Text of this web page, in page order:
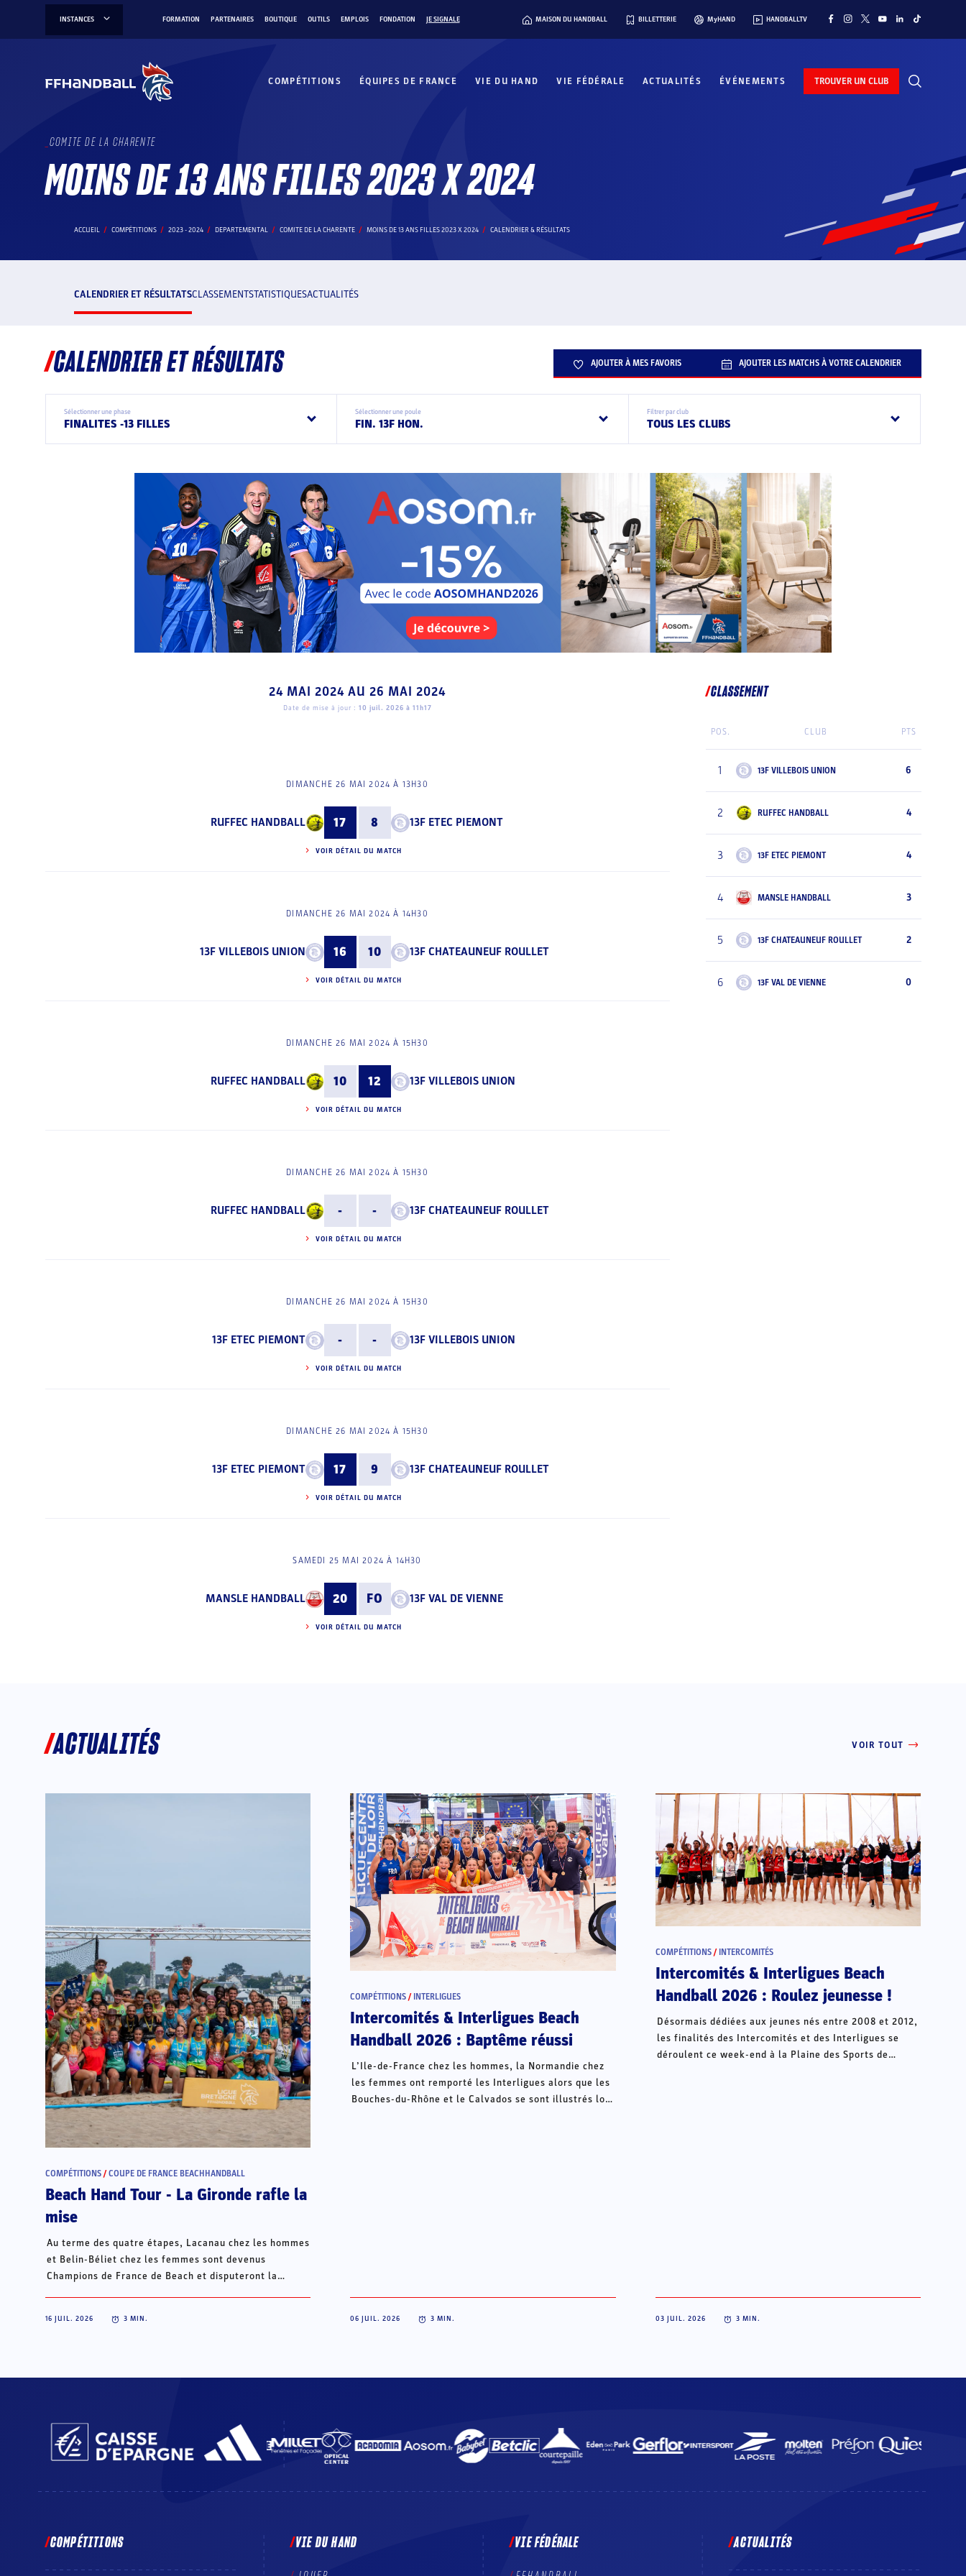
INSTANCES FORMATION PARTENAIRES BOUTIQUE OUTILS EMPLOIS FONDATION JE SIGNALE MAISON DU HANDBALL BILLETTERIE MyHAND HANDBALLTV
COMPÉTITIONS ÉQUIPES DE FRANCE VIE DU HAND VIE FÉDÉRALE ACTUALITÉS ÉVÉNEMENTS TROUVER UN CLUB
COMITE DE LA CHARENTE
MOINS DE 13 ANS FILLES 2023 X 2024
ACCUEIL COMPÉTITIONS 2023 - 2024 DEPARTEMENTAL COMITE DE LA CHARENTE MOINS DE 13 ANS FILLES 2023 X 2024 CALENDRIER & RÉSULTATS
CALENDRIER ET RÉSULTATSCLASSEMENTSTATISTIQUESACTUALITÉS
CALENDRIER ET RÉSULTATS AJOUTER À MES FAVORIS AJOUTER LES MATCHS À VOTRE CALENDRIER
Sélectionner une phase
FINALITES -13 FILLES
Sélectionner une poule
FIN. 13F HON.
Filtrer par club
TOUS LES CLUBS
24 MAI 2024 AU 26 MAI 2024
Date de mise à jour : 10 juil. 2026 à 11h17
DIMANCHE 26 MAI 2024 À 13H30
RUFFEC HANDBALL 17 8 13F ETEC PIEMONT
VOIR DÉTAIL DU MATCH
DIMANCHE 26 MAI 2024 À 14H30
13F VILLEBOIS UNION 16 10 13F CHATEAUNEUF ROULLET
VOIR DÉTAIL DU MATCH
DIMANCHE 26 MAI 2024 À 15H30
RUFFEC HANDBALL 10 12 13F VILLEBOIS UNION
VOIR DÉTAIL DU MATCH
DIMANCHE 26 MAI 2024 À 15H30
RUFFEC HANDBALL - - 13F CHATEAUNEUF ROULLET
VOIR DÉTAIL DU MATCH
DIMANCHE 26 MAI 2024 À 15H30
13F ETEC PIEMONT - - 13F VILLEBOIS UNION
VOIR DÉTAIL DU MATCH
DIMANCHE 26 MAI 2024 À 15H30
13F ETEC PIEMONT 17 9 13F CHATEAUNEUF ROULLET
VOIR DÉTAIL DU MATCH
SAMEDI 25 MAI 2024 À 14H30
MANSLE HANDBALL 20 FO 13F VAL DE VIENNE
VOIR DÉTAIL DU MATCH
CLASSEMENT
POS. CLUB PTS
1 13F VILLEBOIS UNION 6
2 RUFFEC HANDBALL 4
3 13F ETEC PIEMONT 4
4 MANSLE HANDBALL 3
5 13F CHATEAUNEUF ROULLET 2
6 13F VAL DE VIENNE 0
ACTUALITÉS VOIR TOUT
COMPÉTITIONS /COUPE DE FRANCE BEACHHANDBALL
Beach Hand Tour - La Gironde rafle la
mise
Au terme des quatre étapes, Lacanau chez les hommes
et Belin-Béliet chez les femmes sont devenus
Champions de France de Beach et disputeront la
16 JUIL. 2026 3 MIN.
COMPÉTITIONS / INTERLIGUES
Intercomités & Interligues Beach
Handball 2026 : Baptême réussi
L’Ile-de-France chez les hommes, la Normandie chez
les femmes ont remporté les Interligues alors que les
Bouches-du-Rhône et le Calvados se sont illustrés lors
06 JUIL. 2026 3 MIN.
COMPÉTITIONS / INTERCOMITÉS
Intercomités & Interligues Beach
Handball 2026 : Roulez jeunesse !
Désormais dédiées aux jeunes nés entre 2008 et 2012,
les finalités des Intercomités et des Interligues se
déroulent ce week-end à la Plaine des Sports de
03 JUIL. 2026 3 MIN.
COMPÉTITIONS VIE DU HAND VIE FÉDÉRALE ACTUALITÉS